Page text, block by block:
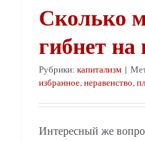
Сколько
гибнет на
Рубрики: капитализм |
избранное,неравенство,
Интересный же